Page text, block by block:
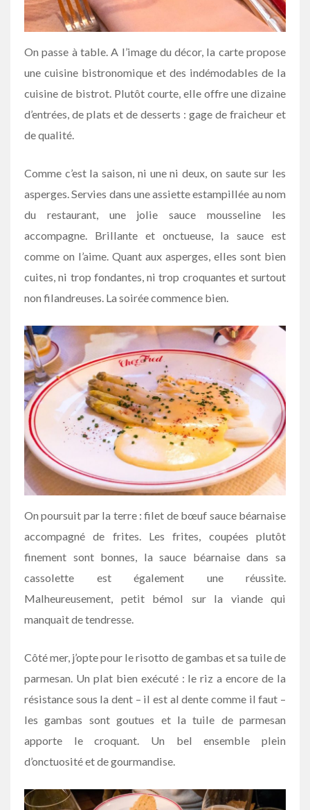
On passe à table. A l’image du décor, la carte propose
une cuisine bistronomique et des indémodables de la
cuisine de bistrot. Plutôt courte, elle offre une dizaine
d’entrées, de plats et de desserts : gage de fraicheur et
de qualité.
Comme c’est la saison, ni une ni deux, on saute sur les
asperges. Servies dans une assiette estampillée au nom
du restaurant, une jolie sauce mousseline les
accompagne. Brillante et onctueuse, la sauce est
comme on l’aime. Quant aux asperges, elles sont bien
cuites, ni trop fondantes, ni trop croquantes et surtout
non filandreuses. La soirée commence bien.
On poursuit par la terre : filet de bœuf sauce béarnaise
accompagné de frites. Les frites, coupées plutôt
finement sont bonnes, la sauce béarnaise dans sa
cassolette est également une réussite.
Malheureusement, petit bémol sur la viande qui
manquait de tendresse.
Côté mer, j’opte pour le risotto de gambas et sa tuile de
parmesan. Un plat bien exécuté : le riz a encore de la
résistance sous la dent – il est al dente comme il faut –
les gambas sont goutues et la tuile de parmesan
apporte le croquant. Un bel ensemble plein
d’onctuosité et de gourmandise.